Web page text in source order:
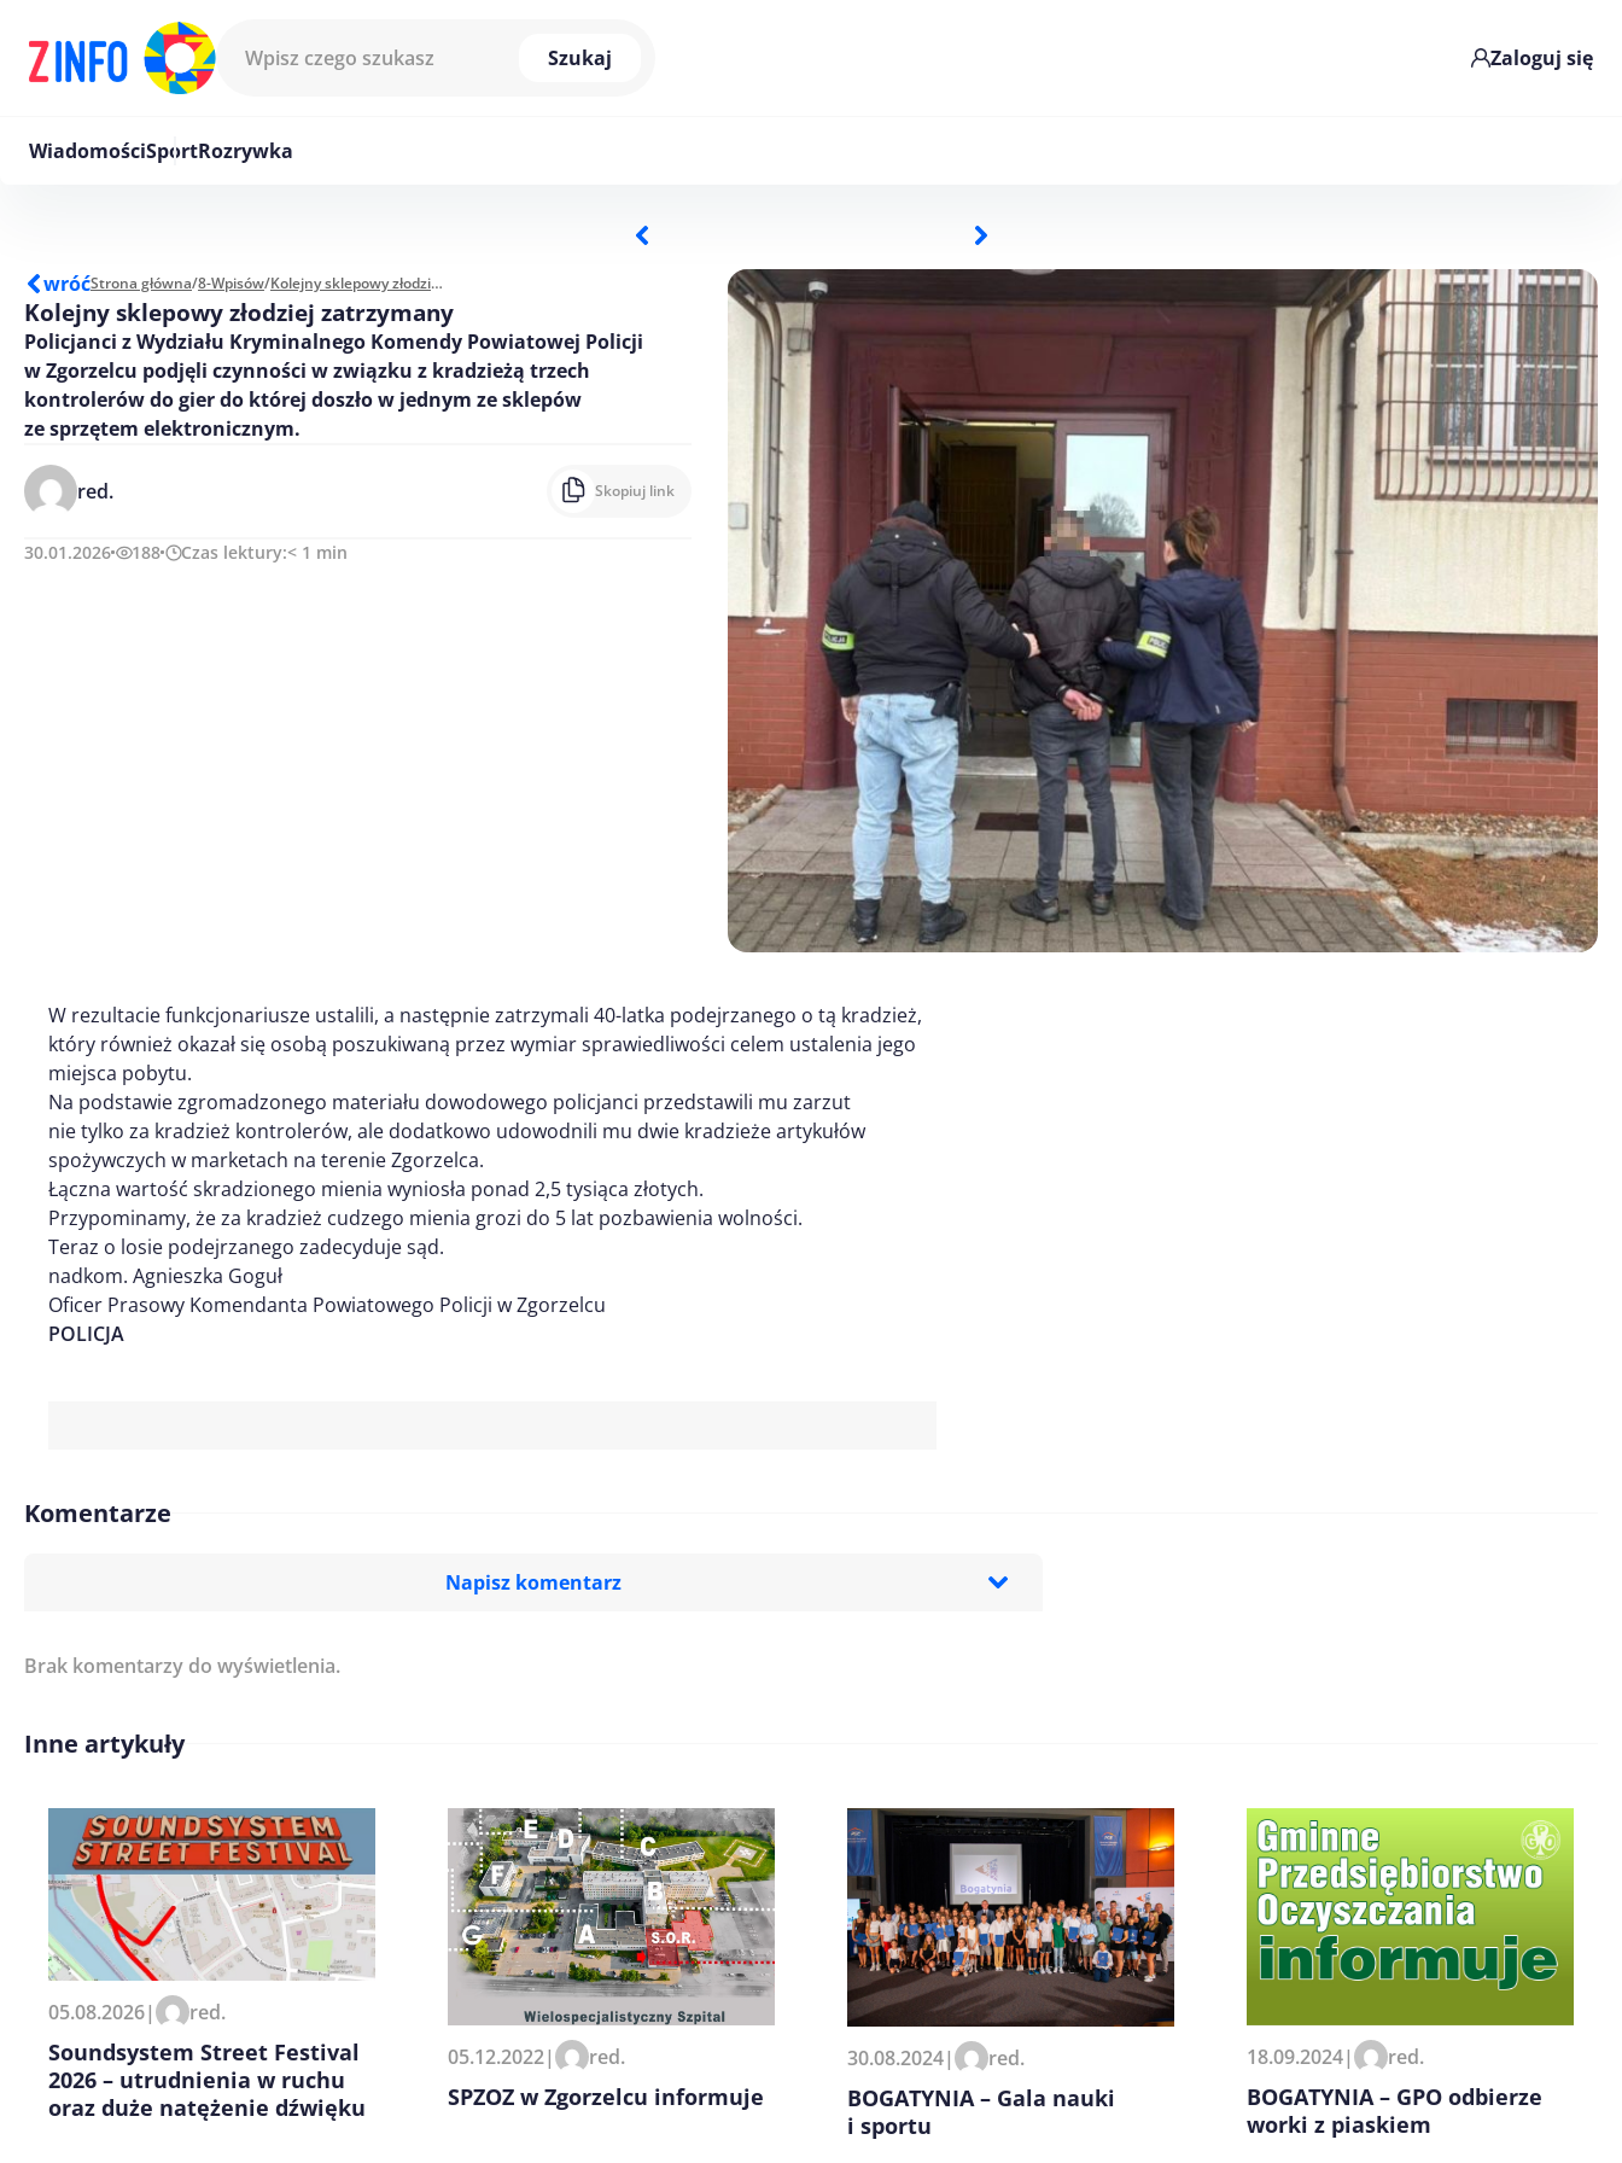
Szukaj
Zaloguj się
WiadomościSportRozrywka
wróćStrona główna/8-Wpisów/ Kolejny sklepowy złodziej zatrzymany
Kolejny sklepowy złodziej zatrzymany
Policjanci z Wydziału Kryminalnego Komendy Powiatowej Policji
w Zgorzelcu podjęli czynności w związku z kradzieżą trzech
kontrolerów do gier do której doszło w jednym ze sklepów
ze sprzętem elektronicznym.
red. Skopiuj link
30.01.2026 188 Czas lektury:< 1 min
W rezultacie funkcjonariusze ustalili, a następnie zatrzymali 40-latka podejrzanego o tą kradzież,
który również okazał się osobą poszukiwaną przez wymiar sprawiedliwości celem ustalenia jego
miejsca pobytu.
Na podstawie zgromadzonego materiału dowodowego policjanci przedstawili mu zarzut
nie tylko za kradzież kontrolerów, ale dodatkowo udowodnili mu dwie kradzieże artykułów
spożywczych w marketach na terenie Zgorzelca.
Łączna wartość skradzionego mienia wyniosła ponad 2,5 tysiąca złotych.
Przypominamy, że za kradzież cudzego mienia grozi do 5 lat pozbawienia wolności.
Teraz o losie podejrzanego zadecyduje sąd.
nadkom. Agnieszka Goguł
Oficer Prasowy Komendanta Powiatowego Policji w Zgorzelcu
POLICJA
Komentarze
Napisz komentarz
Imię/ Nick*
Zapamiętaj moje dane w tej przeglądarce podczas pisania
kolejnych komentarzy.
Brak komentarzy do wyświetlenia.
Inne artykuły
05.08.2026| red.
Soundsystem Street Festival
2026 – utrudnienia w ruchu
oraz duże natężenie dźwięku
05.12.2022| red.
SPZOZ w Zgorzelcu informuje
30.08.2024| red.
BOGATYNIA – Gala nauki
i sportu
18.09.2024| red.
BOGATYNIA – GPO odbierze
worki z piaskiem